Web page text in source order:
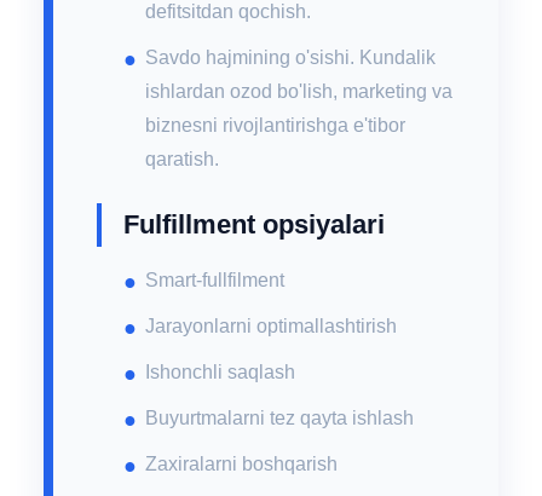
defitsitdan qochish.
Savdo hajmining o'sishi. Kundalik
ishlardan ozod bo'lish, marketing va
biznesni rivojlantirishga e'tibor
qaratish.
Fulfillment opsiyalari
Smart-fullfilment
Jarayonlarni optimallashtirish
Ishonchli saqlash
Buyurtmalarni tez qayta ishlash
Zaxiralarni boshqarish